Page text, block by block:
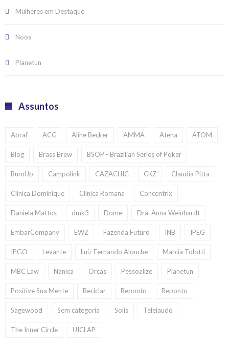
Mulheres em Destaque
Noos
Planetun
Assuntos
Abraf ACG Aline Becker AMMA Ateha ATOM
Blog Brass Brew BSOP - Brazilian Series of Poker
BurnUp Campolink CAZACHIC CKZ Claudia Pitta
Clínica Dominique Clínica Romana Concentrix
Daniela Mattos dmk3 Dome Dra. Anna Weinhardt
EmbarCompany EWZ Fazenda Futuro INB IPEG
IPGO Levante Luiz Fernando Alouche Marcia Tolotti
MBC Law Nanica Orcas Pessoalize Planetun
Positive Sua Mente Reciclar Reponto Reponto
Sagewood Sem categoria Solis Telelaudo
The Inner Circle UICLAP